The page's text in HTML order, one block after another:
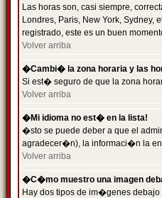
Las horas son, casi siempre,
Londres, Paris, New York,
registrado, este es un buen
Volver arriba
�Cambi� la zona horaria y las
Si est� seguro de que la zona
Volver arriba
�Mi idioma no est� en la lista!
�sto se puede deber a que el
agradecer�n), la informaci�n la
Volver arriba
�C�mo muestro una imagen
Hay dos tipos de im�genes